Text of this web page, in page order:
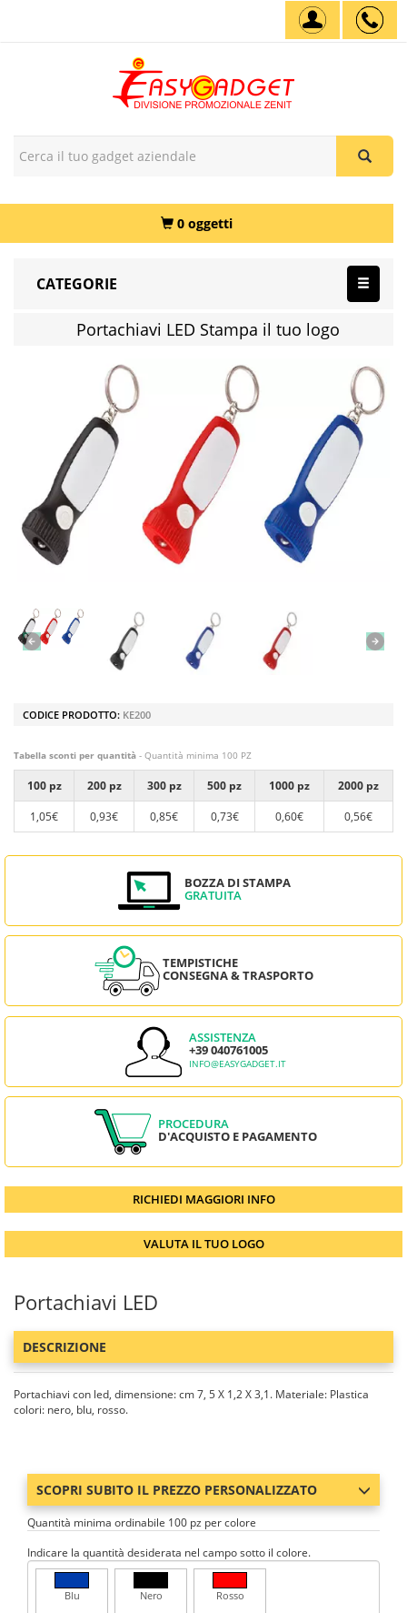
0 oggetti
CATEGORIE
Portachiavi LED Stampa il tuo logo
CODICE PRODOTTO: KE200
Tabella sconti per quantità - Quantità minima 100 PZ
100 pz 200 pz 300 pz 500 pz 1000 pz
2000 pz
1,05€
0,93€ 0,85€ 0,73€ 0,60€ 0,56€
BOZZA DI STAMPA
GRATUITA
TEMPISTICHE
CONSEGNA & TRASPORTO
ASSISTENZA
+39 040761005
INFO@EASYGADGET.IT
PROCEDURA
D'ACQUISTO E PAGAMENTO
RICHIEDI MAGGIORI INFO
VALUTA IL TUO LOGO
Portachiavi LED
DESCRIZIONE
Portachiavi con led, dimensione: cm 7, 5 X 1,2 X 3,1. Materiale: Plastica
colori: nero, blu, rosso.
SCOPRI SUBITO IL PREZZO PERSONALIZZATO
Quantità minima ordinabile 100 pz per colore
Indicare la quantità desiderata nel campo sotto il colore.
Blu Nero Rosso